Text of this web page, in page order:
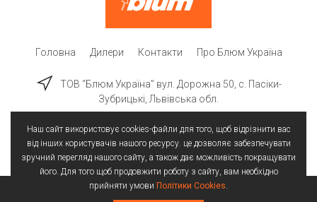
Головна Дилери Контакти Про Блюм Україна
ТОВ “Блюм Україна” вул. Дорожна 50, c. Пасіки-
Зубрицькі, Львівська обл.
Наш сайт використовує cookies-файли для того, щоб відрізнити вас
від інших користувачів нашого ресурсу. це дозволяє забезпечувати
зручний перегляд нашого сайту, а також дає можливість покращувати
його. Для того щоб продовжити роботу з сайту, вам необхідно
прийняти умови Політики Cookies.